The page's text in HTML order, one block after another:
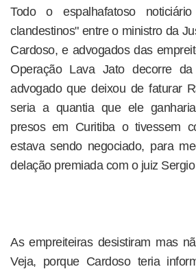
Todo o espalhafatoso
clandestinos" entre o ministro da
Cardoso, e advogados das
Operação Lava Jato decorre
advogado que deixou de faturar
seria a quantia que ele
presos em Curitiba o tivessem
estava sendo negociado, para
delação premiada com o juiz
As empreiteiras desistiram mas
Veja, porque Cardoso teria